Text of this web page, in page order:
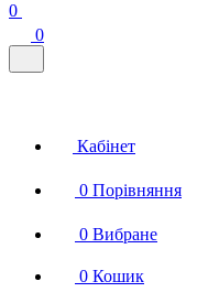
0
0
Кабінет
0 Порівняння
0 Вибране
0 Кошик